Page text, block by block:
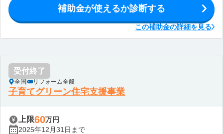
補助金が使えるか診断する
この補助金の詳細を見る
受付終了
全国 リフォーム全般
子育てグリーン住宅支援事業
上限60万円
2025年12月31日まで